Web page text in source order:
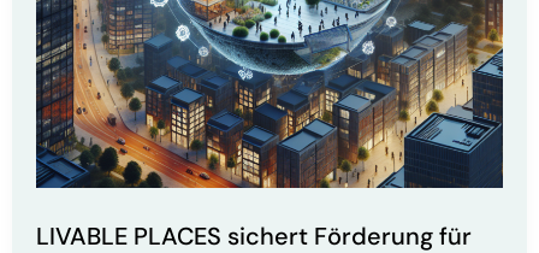
LIVABLE PLACES sichert Förderung für